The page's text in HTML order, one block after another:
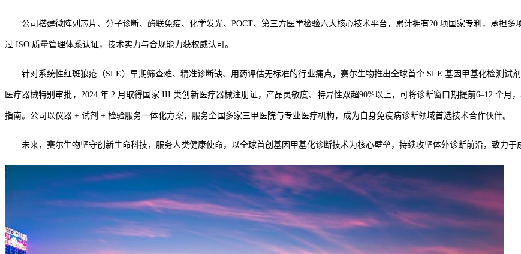
公司搭建微阵列芯片、分子诊断、酶联免疫、化学发光、 POCT、第三方医学检验六大核心技术平台，累计拥有20 项国家专利，承担
过 ISO 质量管理体系认证，技术实力与合规能力获权威认可。
针对系统性红斑狼疮（SLE）早期筛查难、精准诊断缺、用药评估无标准的行业痛点，赛尔生物推出全球首个 SLE 基因甲基化检测试剂
医疗器械特别审批 ， 2024 年 2 月取得国家 III 类创新医疗器械注册证，产品灵敏度、特异性双超90%以上 ，可将诊断窗口期提前6–12 个月
指南。公司以仪器 + 试剂 + 检验服务一体化方案，服务全国多家三甲医院与专业医疗机构，成为自身免疫病诊断领域首选技术合作伙伴。
未来，赛尔生物坚守创新生命科技，服务人类健康使命，以全球首创基因甲基化诊断技术为核心壁垒，持续攻坚体外诊断前沿，致力于